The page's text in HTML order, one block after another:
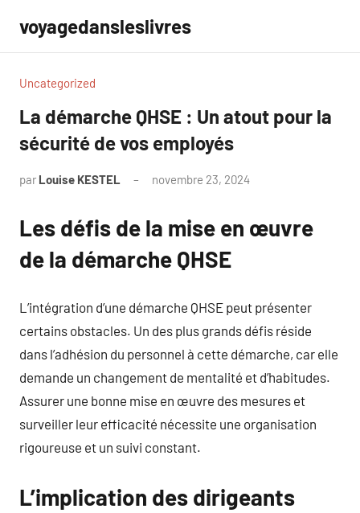
contenu
voyagedansleslivres
Uncategorized
La démarche QHSE : Un atout pour la
sécurité de vos employés
par Louise KESTEL novembre 23, 2024
Les défis de la mise en œuvre
de la démarche QHSE
L’intégration d’une démarche QHSE peut présenter
certains obstacles. Un des plus grands défis réside
dans l’adhésion du personnel à cette démarche, car elle
demande un changement de mentalité et d’habitudes.
Assurer une bonne mise en œuvre des mesures et
surveiller leur efficacité nécessite une organisation
rigoureuse et un suivi constant.
L’implication des dirigeants